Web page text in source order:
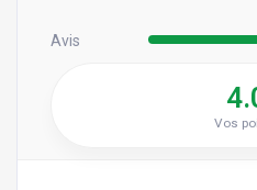
Avis
Vos